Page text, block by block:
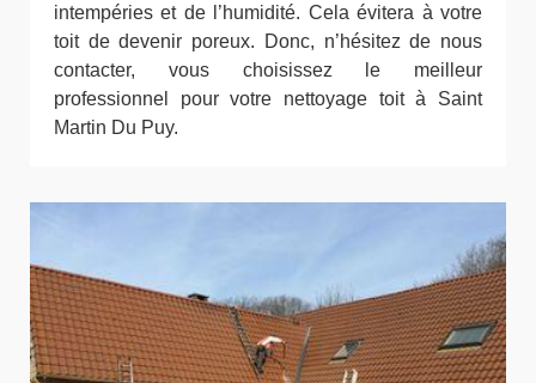
intempéries et de l’humidité. Cela évitera à votre
toit de devenir poreux. Donc, n’hésitez de nous
contacter, vous choisissez le meilleur
professionnel pour votre nettoyage toit à Saint
Martin Du Puy.